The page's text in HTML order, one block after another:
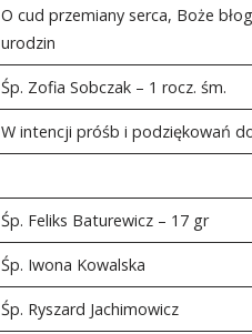
O cud przemiany serca, Boże
urodzin
Śp. Zofia Sobczak – 1 rocz. śm.
W intencji próśb i podziękowań
Śp. Feliks Baturewicz – 17 gr
Śp. Iwona Kowalska
Śp. Ryszard Jachimowicz